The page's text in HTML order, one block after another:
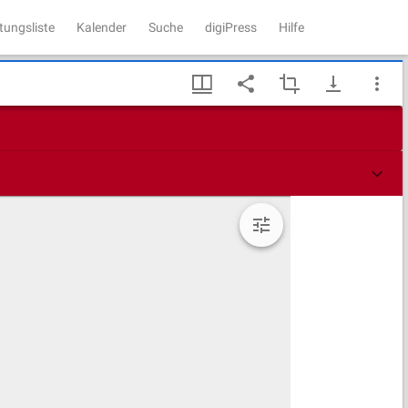
Kalender Suche digiPress Hilfe